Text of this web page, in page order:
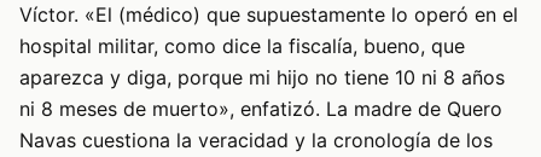
Víctor. «El (médico) que supuestamente lo operó en el
hospital militar, como dice la fiscalía, bueno, que
aparezca y diga, porque mi hijo no tiene 10 ni 8 años
ni 8 meses de muerto», enfatizó. La madre de Quero
Navas cuestiona la veracidad y la cronología de los